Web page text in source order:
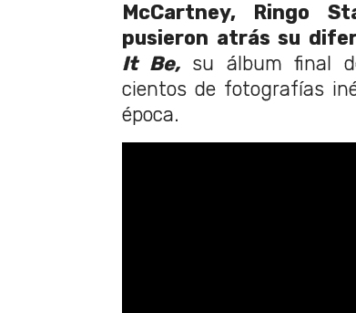
McCartney, Ringo
pusieron atrás su
It Be, su álbum final
cientos de fotografías
época.